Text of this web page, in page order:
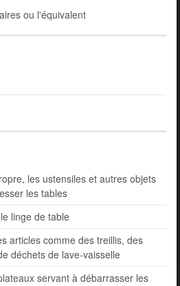
ou l'équivalent
les ustensiles et autres objets
les tables
linge de table
articles comme des treillis, des
déchets de lave-vaisselle
servant à débarrasser les